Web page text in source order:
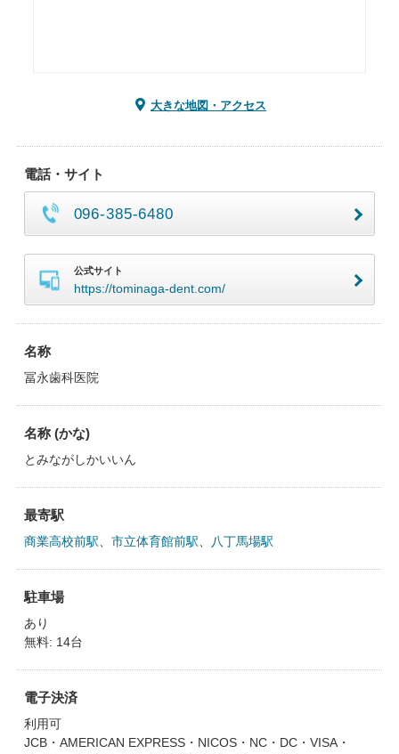
大きな地図・アクセス
電話・サイト
096-385-6480
公式サイト
https://tominaga-dent.com/
名称
冨永歯科医院
名称 (かな)
とみながしかいいん
最寄駅
商業高校前駅 市立体育館前駅 八丁馬場駅
駐車場
あり
無料: 14台
電子決済
利用可
JCB・AMERICAN EXPRESS・NICOS・NC・DC・VISA・